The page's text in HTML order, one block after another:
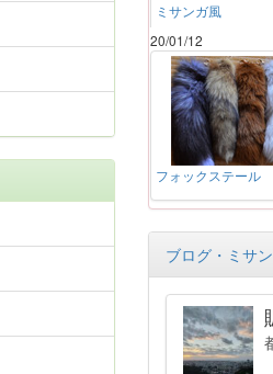
ミサンガ風
20/01/12
フォックステール
ブログ・ミサ